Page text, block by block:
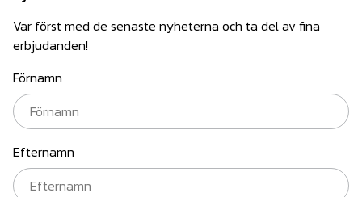
Var först med de senaste nyheterna och ta del av fina
erbjudanden!
Förnamn
Efternamn